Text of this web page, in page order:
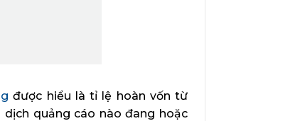
được hiểu là tỉ lệ hoàn vốn từ
quảng cáo nào đang hoặc